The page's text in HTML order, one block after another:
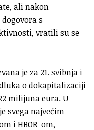
ali nakon
s
vratili su se
je za 21. svibnja i
o dokapitalizaciji
milijuna eura. U
svega najvećim
i HBOR-om,